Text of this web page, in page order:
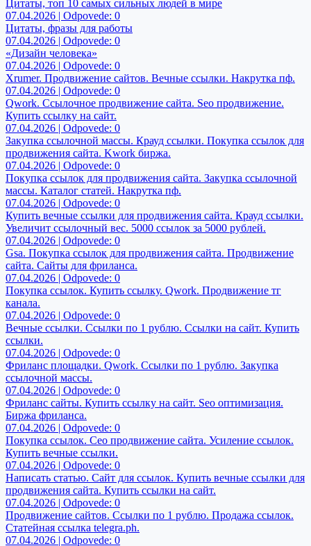
Цитаты, топ 10 самых сильных людей в мире
07.04.2026 | Odpovede: 0
Цитаты, фразы для работы
07.04.2026 | Odpovede: 0
«Дизайн человека»
07.04.2026 | Odpovede: 0
Xrumer. Продвижение сайтов. Вечные ссылки. Накрутка пф.
07.04.2026 | Odpovede: 0
Qwork. Ссылочное продвижение сайта. Seo продвижение.
Купить ссылку на сайт.
07.04.2026 | Odpovede: 0
Закупка ссылочной массы. Крауд ссылки. Покупка ссылок для
продвижения сайта. Kwork биржа.
07.04.2026 | Odpovede: 0
Покупка ссылок для продвижения сайта. Закупка ссылочной
массы. Каталог статей. Накрутка пф.
07.04.2026 | Odpovede: 0
Купить вечные ссылки для продвижения сайта. Крауд ссылки.
Увеличит ссылочный вес. 5000 ссылок за 5000 рублей.
07.04.2026 | Odpovede: 0
Gsa. Покупка ссылок для продвижения сайта. Продвижение
сайта. Сайты для фриланса.
07.04.2026 | Odpovede: 0
Покупка ссылок. Купить ссылку. Qwork. Продвижение тг
канала.
07.04.2026 | Odpovede: 0
Вечные ссылки. Ссылки по 1 рублю. Ссылки на сайт. Купить
ссылки.
07.04.2026 | Odpovede: 0
Фриланс площадки. Qwork. Ссылки по 1 рублю. Закупка
ссылочной массы.
07.04.2026 | Odpovede: 0
Фриланс сайты. Купить ссылку на сайт. Seo оптимизация.
Биржа фриланса.
07.04.2026 | Odpovede: 0
Покупка ссылок. Сео продвижение сайта. Усиление ссылок.
Купить вечные ссылки.
07.04.2026 | Odpovede: 0
Написать статью. Сайт для ссылок. Купить вечные ссылки для
продвижения сайта. Купить ссылки на сайт.
07.04.2026 | Odpovede: 0
Продвижение сайтов. Ссылки по 1 рублю. Продажа ссылок.
Статейная ссылка telegra.ph.
07.04.2026 | Odpovede: 0